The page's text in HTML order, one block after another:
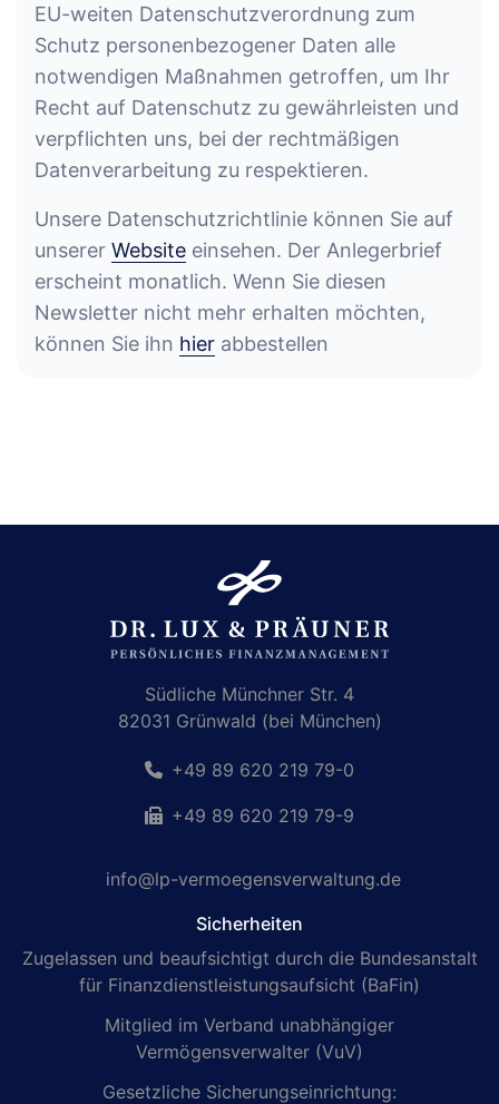
EU-weiten Datenschutzverordnung zum
Schutz personenbezogener Daten alle
notwendigen Maßnahmen getroffen, um Ihr
Recht auf Datenschutz zu gewährleisten und
verpflichten uns, bei der rechtmäßigen
Datenverarbeitung zu respektieren.
Unsere Datenschutzrichtlinie können Sie auf
unserer Website einsehen. Der Anlegerbrief
erscheint monatlich. Wenn Sie diesen
Newsletter nicht mehr erhalten möchten,
können Sie ihn hier abbestellen
Südliche Münchner Str. 4
82031 Grünwald (bei München)
+49 89 620 219 79-0
+49 89 620 219 79-9
info@lp-vermoegensverwaltung.de
Sicherheiten
Zugelassen und beaufsichtigt durch die Bundesanstalt
für Finanzdienstleistungsaufsicht (BaFin)
Mitglied im Verband unabhängiger
Vermögensverwalter (VuV)
Gesetzliche Sicherungseinrichtung: